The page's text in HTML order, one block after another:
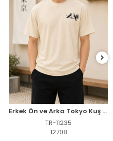
Erkek Ön ve Arka Tokyo Kuş Çiçek Baskılı Oversize T-Shirt - Ekru
TR-11235
12708